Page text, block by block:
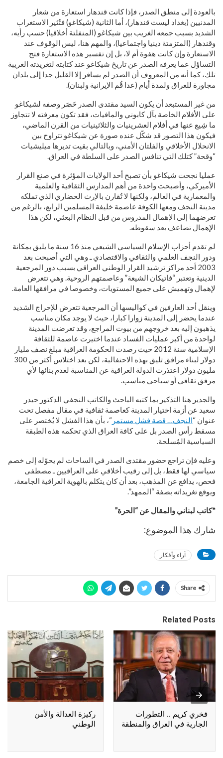
بالعودة إلى منطق الصدر، فإذا كانت قندهار استعارة من شعار
المدنيين (بغداد ليست قندهار)، أما الثانية (شيكاغو) فتُثير الاستغراب
الشديد بسبب جمعه الغريب بين شيكاغو (المنفلتة أخلاقيا) حسب رأيه،
وقندهار (المتزمتة دينيا واجتماعيا)، والمهم هنا، ليس الوقوف عند
الاستعارة وإن كانت هفوة أم لا، بل إن تفسير هذه الاستعارة فتح
التساؤل عما يعرفه الصدر عن تاريخ شيكاغو عند كتابته لتغريدته الغريبة
تلك، كما أنه من المعروف أن الصدر لم يسافر إلا القليل جدا إلى بلدان
مجاورة للعراق ولمدة أيام (عدا قُم الإيرانية ولبنان).
من غير المستبعد أن يكون السيد مقتدى الصدر حَصَر وصفه لشيكاغو
على الأفلام الخاصة بآل كابوني والمافيات، فقد تكون معرفته لا تتجاوز
ما شِيع عنها في أفلام العشرينيات والثلاثينيات من القرن الماضي،
فيكون هذا التصور قد شكّل عنده صورة عن شيكاغو تتراوح بين
الانحلال الأخلاقي والفلتان الأمني، وبالتالي بقيت تديرها ميليشيات
“وقحة” كتلك التي تنافس الصدر على السلطة في العراق.
عمليا نجحت شيكاغو بأن تصبح أحد الولايات المؤثرة في صنع القرار
الأميركي، وأصبحت واحدة من أهم المدارس الثقافية والعلمية
والمعمارية في العالم، ولكنها لا تُقارن بالإرث الحضاري الذي تملكه
مدينة النجف ومعها الكوفة عاصمة خليفة المسلمين الرابع، بالرغم من
تعرضهما إلى الإهمال المدروس من قبل النظام البعثي، لكن هذا
الإهمال تضاعف بعد سقوطه.
لم تقدم أحزاب الإسلام السياسي الشيعي منذ 16 سنة ما يليق بمكانة
ودور النجف العلمي والثقافي والاقتصادي ـ وهي التي أصبحت بعد
2003 أحد مراكز ترشيد القرار الوطني العراقي بسبب دور المرجعية
الدينية وتعتبر “فاتيكان الشيعة” وعاصمتهم الروحية. وهي تتعرض
لإهمال وتهميش على جميع المستويات، وخصوصا في مرافقها العامة.
وينقل أحد العارفين في كواليسها أن المرجعية تتعرض للإحراج الشديد
عندما يحضر إلى المدينة زوارا كبارا، حيث لا يوجد مكان مناسب
يذهبون إليه بعد خروجهم من بيوت المراجع، وقد تعرضت المدينة
لواحدة من أكبر عمليات الفساد عندما اختيرت عاصمة للثقافة
الإسلامية سنة 2012 حيث رصدت الحكومة العراقية مبلغ نصف مليار
دولار لبناء مرافق تليق بهذه الاحتفالية، لكن بعد اختلاس أكثر من 300
مليون دولار اعتذرت الدولة العراقية عن المناسبة لعدم بنائها لأي
مرفق ثقافي أو سياحي مناسب.
والجدير هنا التذكير بما كتبه الباحث والكاتب النجفي الدكتور حيدر
سعيد عن أزمة اختيار المدينة كعاصمة ثقافية في مقال مفصل تحت
عنوان “النجف… قصة فشل مستمر “، بأن هذا الفشل لا يُختصر على
مسقط رأس الصدر بل على كافة العراق الذي تحكمه هذه الطبقة
السياسية المُسلحة.
وعليه فإن تراجع حضور مقتدى الصدر في الساحات لم يحوّله إلى خصم
سياسي لها فقط، بل إلى رقيب أخلاقي على العراقيين ـ مصطفى
فحص، يدافع عن المذهب، بعد أن كان يتكلم بالهوية العراقية الجامعة،
ويوقع تغريداته بصفة “الممهد”.
*كاتب لبناني والمقال عن “الحرة”
شارك هذا الموضوع:
آراء وأفكار
Share
Related Posts
فخري كريم .. التطورات
الجارية في العراق والمنطقة
ركيزة العدالة والأمن
الوطني